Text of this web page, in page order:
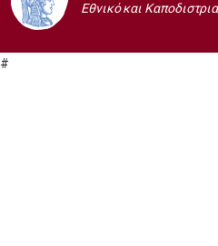
Εθνικό και
#